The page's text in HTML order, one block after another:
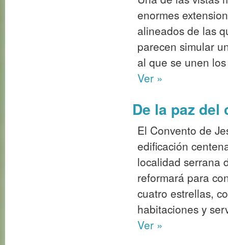
El Convento de
edificación
localidad serrana
reformará para
cuatro estrellas,
habitaciones y
Ver »
Granada News